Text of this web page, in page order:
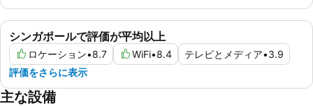
シンガポールで評価が平均以上
ロケーション•8.7 WiFi•8.4 テレビとメディア•3.9
評価をさらに表示
主な設備